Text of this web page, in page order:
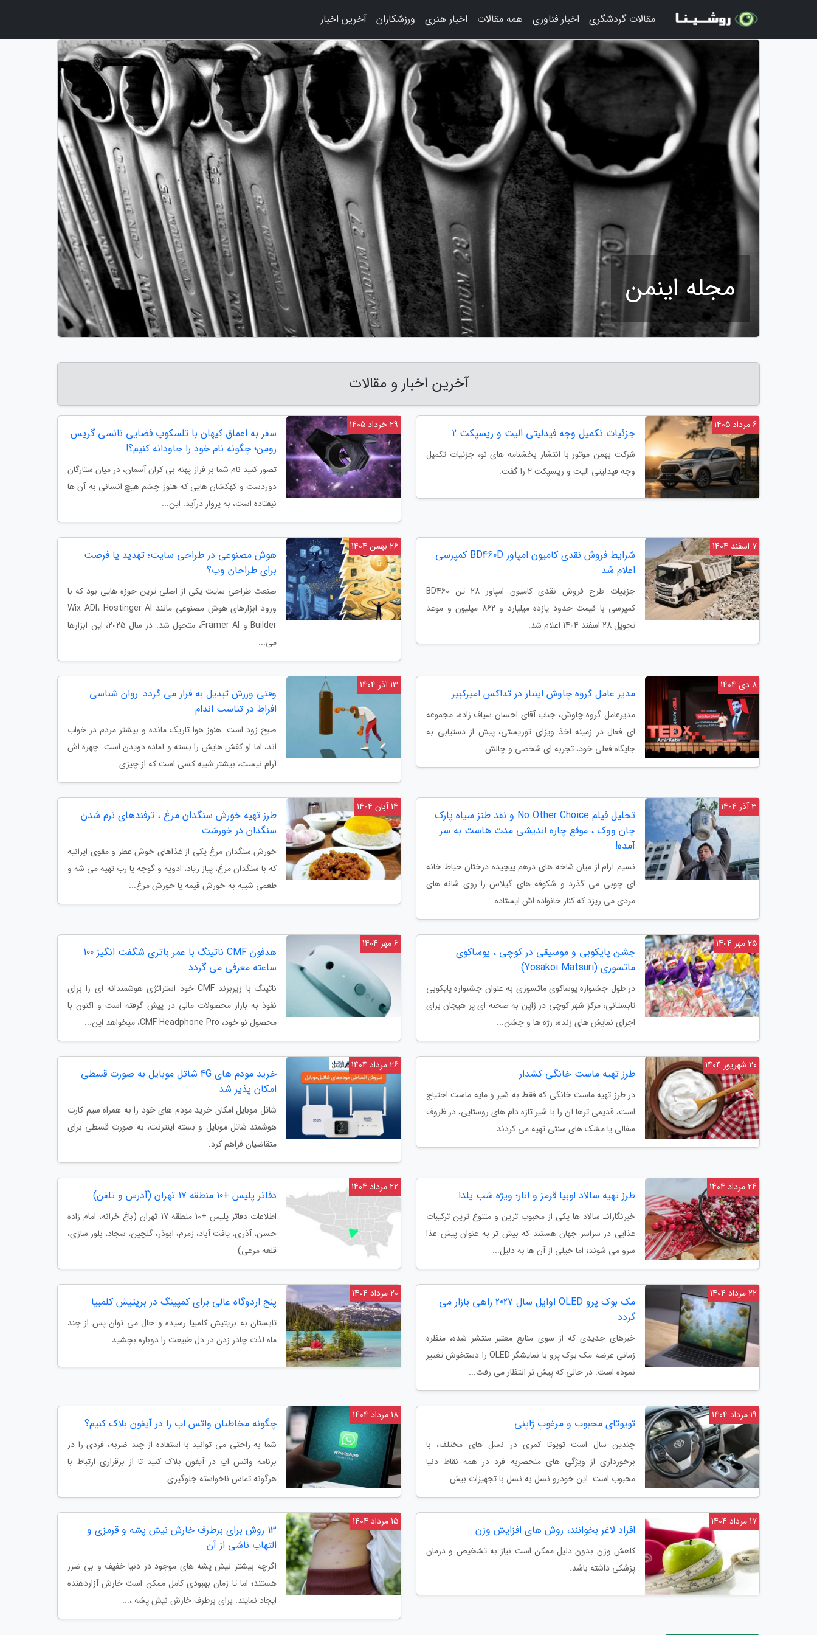
مجله اینمن
آخرین اخبار و مقالات
جزئیات تکمیل وجه فیدلیتی الیت و ریسپکت 2
شرکت بهمن موتور با انتشار بخشنامه های نو، جزئیات تکمیل
وجه فیدلیتی الیت و ریسپکت 2 را گفت.
6 مرداد 1405
سفر به اعماق کیهان با تلسکوپ فضایی نانسی گریس
رومن؛ چگونه نام خود را جاودانه کنیم؟!
تصور کنید نام شما بر فراز پهنه بی کران آسمان، در میان ستارگان
دوردست و کهکشان هایی که هنوز چشم هیچ انسانی به آن ها
نیفتاده است، به پرواز درآید. این...
29 خرداد 1405
شرایط فروش نقدی کامیون امپاور BD460D کمپرسی
اعلام شد
جزییات طرح فروش نقدی کامیون امپاور 28 تن BD460
کمپرسی با قیمت حدود یازده میلیارد و 862 میلیون و موعد
تحویل 28 اسفند 1404 اعلام شد.
7 اسفند 1404
هوش مصنوعی در طراحی سایت؛ تهدید یا فرصت
برای طراحان وب؟
صنعت طراحی سایت یکی از اصلی ترین حوزه هایی بود که با
ورود ابزارهای هوش مصنوعی مانند Wix ADI، Hostinger AI
Builder و Framer AI، متحول شد. در سال 2025، این ابزارها
می...
26 بهمن 1404
مدیر عامل گروه چاوش اینبار در تداکس امیرکبیر
مدیرعامل گروه چاوش، جناب آقای احسان سیاف زاده، مجموعه
ای فعال در زمینه اخذ ویزای توریستی، پیش از دستیابی به
جایگاه فعلی خود، تجربه ای شخصی و چالش...
8 دی 1404
وقتی ورزش تبدیل به فرار می گردد: روان شناسی
افراط در تناسب اندام
صبح زود است. هنوز هوا تاریک مانده و بیشتر مردم در خواب
اند، اما او کفش هایش را بسته و آماده دویدن است. چهره اش
آرام نیست، بیشتر شبیه کسی است که از چیزی...
13 آذر 1404
تحلیل فیلم No Other Choice و نقد طنز سیاه پارک
چان ووک ، موقع چاره اندیشی مدت هاست به سر
آمده!
نسیم آرام از میان شاخه های درهم پیچیده درختان حیاط خانه
ای چوبی می گذرد و شکوفه های گیلاس را روی شانه های
مردی می ریزد که کنار خانواده اش ایستاده...
3 آذر 1404
طرز تهیه خورش سنگدان مرغ ، ترفندهای نرم شدن
سنگدان در خورشت
خورش سنگدان مرغ یکی از غذاهای خوش عطر و مقوی ایرانیه
که با سنگدان مرغ، پیاز زیاد، ادویه و گوجه یا رب تهیه می شه و
طعمی شبیه به خورش قیمه یا خورش مرغ...
14 آبان 1404
جشن پایکوبی و موسیقی در کوچی ، یوساکوی
ماتسوری (Yosakoi Matsuri)
در طول جشنواره یوساکوی ماتسوری به عنوان جشنواره پایکوبی
تابستانی، مرکز شهر کوچی در ژاپن به صحنه ای پر هیجان برای
اجرای نمایش های زنده، رژه ها و جشن...
25 مهر 1404
هدفون CMF ناتینگ با عمر باتری شگفت انگیز 100
ساعته معرفی می گردد
ناتینگ با زیربرند CMF خود استراتژی هوشمندانه ای را برای
نفوذ به بازار محصولات مالی در پیش گرفته است و اکنون با
محصول نو خود، CMF Headphone Pro، میخواهد این...
6 مهر 1404
طرز تهیه ماست خانگی کشدار
در طرز تهیه ماست خانگی که فقط به شیر و مایه ماست احتیاج
است، قدیمی ترها آن را با شیر تازه دام های روستایی، در ظروف
سفالی یا مشک های سنتی تهیه می کردند....
20 شهریور 1404
خرید مودم های 4G شاتل موبایل به صورت قسطی
امکان پذیر شد
شاتل موبایل امکان خرید مودم های خود را به همراه سیم کارت
هوشمند شاتل موبایل و بسته اینترنت، به صورت قسطی برای
متقاضیان فراهم کرد.
26 مرداد 1404
طرز تهیه سالاد لوبیا قرمز و انار؛ ویژه شب یلدا
خبرنگارانـ سالاد ها یکی از محبوب ترین و متنوع ترین ترکیبات
غذایی در سراسر جهان هستند که بیش تر به عنوان پیش غذا
سرو می شوند؛ اما خیلی از آن ها به دلیل...
24 مرداد 1404
دفاتر پلیس +10 منطقه 17 تهران (آدرس و تلفن)
اطلاعات دفاتر پلیس +10 منطقه 17 تهران (باغ خزانه، امام زاده
حسن، آذری، یافت آباد، زمزم، ابوذر، گلچین، سجاد، بلور سازی،
قلعه مرغی)
22 مرداد 1404
مک بوک پرو OLED اوایل سال 2027 راهی بازار می
گردد
خبرهای جدیدی که از سوی منابع معتبر منتشر شده، منظره
زمانی عرضه مک بوک پرو با نمایشگر OLED را دستخوش تغییر
نموده است. در حالی که پیش تر انتظار می رفت...
22 مرداد 1404
پنج اردوگاه عالی برای کمپینگ در بریتیش کلمبیا
تابستان به بریتیش کلمبیا رسیده و حال می توان پس از چند
ماه لذت چادر زدن در دل طبیعت را دوباره بچشید.
20 مرداد 1404
تویوتای محبوب و مرغوبِ ژاپنی
چندین سال است تویوتا کمری در نسل های مختلف، با
برخورداری از ویژگی های منحصربه فرد در همه نقاط دنیا
محبوب است. این خودرو نسل به نسل با تجهیزات بیش...
19 مرداد 1404
چگونه مخاطبان واتس اپ را در آیفون بلاک کنیم؟
شما به راحتی می توانید با استفاده از چند ضربه، فردی را در
برنامه واتس اپ در آیفون بلاک کنید تا از برقراری ارتباط با
هرگونه تماس ناخواسته جلوگیری...
18 مرداد 1404
افراد لاغر بخوانند، روش های افزایش وزن
کاهش وزن بدون دلیل ممکن است نیاز به تشخیص و درمان
پزشکی داشته باشد.
17 مرداد 1404
13 روش برای برطرف خارش نیش پشه و قرمزی و
التهاب ناشی از آن
اگرچه بیشتر نیش پشه های موجود در دنیا خفیف و بی ضرر
هستند؛ اما تا زمان بهبودی کامل ممکن است خارش آزاردهنده
ایجاد نمایند. برای برطرف خارش نیش پشه ،...
15 مرداد 1404
مقالات گردشگری اخبار فناوری همه مقالات اخبار هنری ورزشکاران آخرین اخبار